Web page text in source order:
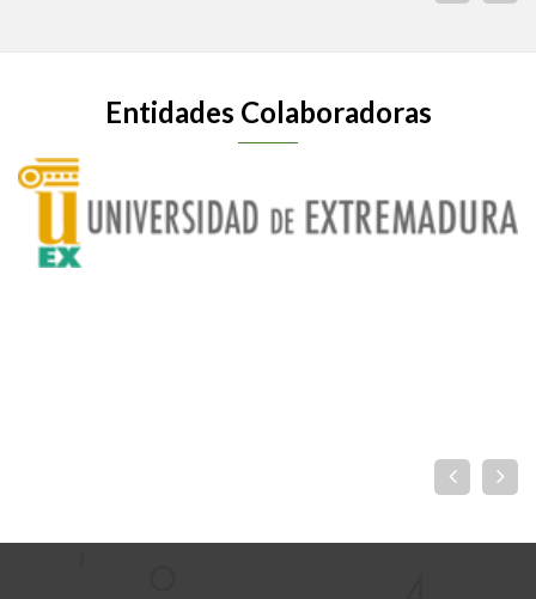
Entidades Colaboradoras